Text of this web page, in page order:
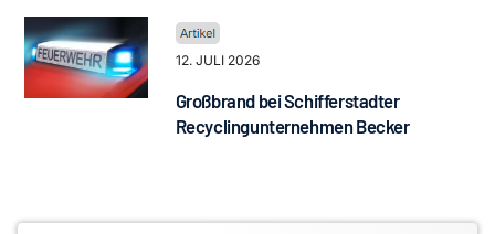
12. JULI 2026
Großbrand bei Schifferstadter
Recyclingunternehmen Becker